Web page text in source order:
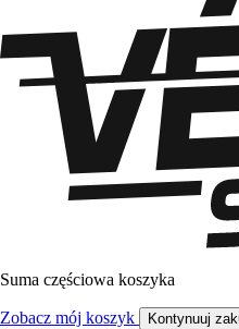
Suma częściowa koszyka
Zobacz mój koszyk Kontynuuj